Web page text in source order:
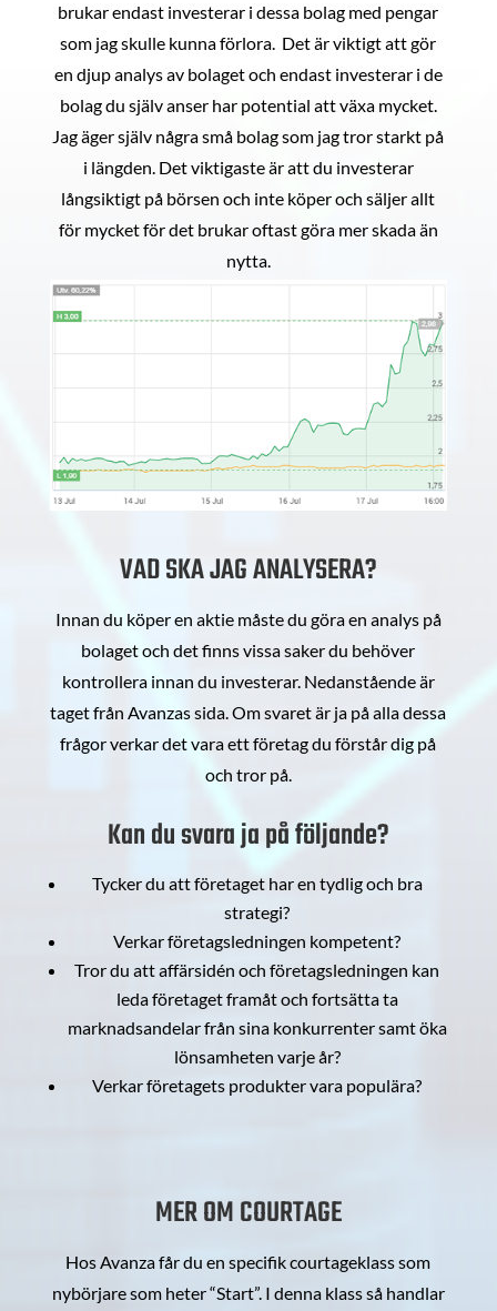
brukar endast investerar i dessa bolag med pengar
som jag skulle kunna förlora. Det är viktigt att gör
en djup analys av bolaget och endast investerar i de
bolag du själv anser har potential att växa mycket.
Jag äger själv några små bolag som jag tror starkt på
i längden. Det viktigaste är att du investerar
långsiktigt på börsen och inte köper och säljer allt
för mycket för det brukar oftast göra mer skada än
nytta.
VAD SKA JAG ANALYSERA?
Innan du köper en aktie måste du göra en analys på
bolaget och det finns vissa saker du behöver
kontrollera innan du investerar. Nedanstående är
taget från Avanzas sida. Om svaret är ja på alla dessa
frågor verkar det vara ett företag du förstår dig på
och tror på.
Kan du svara ja på följande?
Tycker du att företaget har en tydlig och bra
strategi?
Verkar företagsledningen kompetent?
Tror du att affärsidén och företagsledningen kan
leda företaget framåt och fortsätta ta
marknadsandelar från sina konkurrenter samt öka
lönsamheten varje år?
Verkar företagets produkter vara populära?
MER OM COURTAGE
Hos Avanza får du en specifik courtageklass som
nybörjare som heter “Start”. I denna klass så handlar